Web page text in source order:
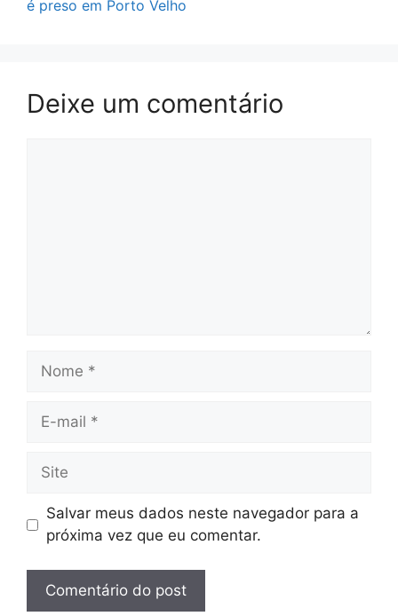
é preso em Porto Velho
Deixe um comentário
Nome
Site
Salvar meus dados neste navegador para a
próxima vez que eu comentar.